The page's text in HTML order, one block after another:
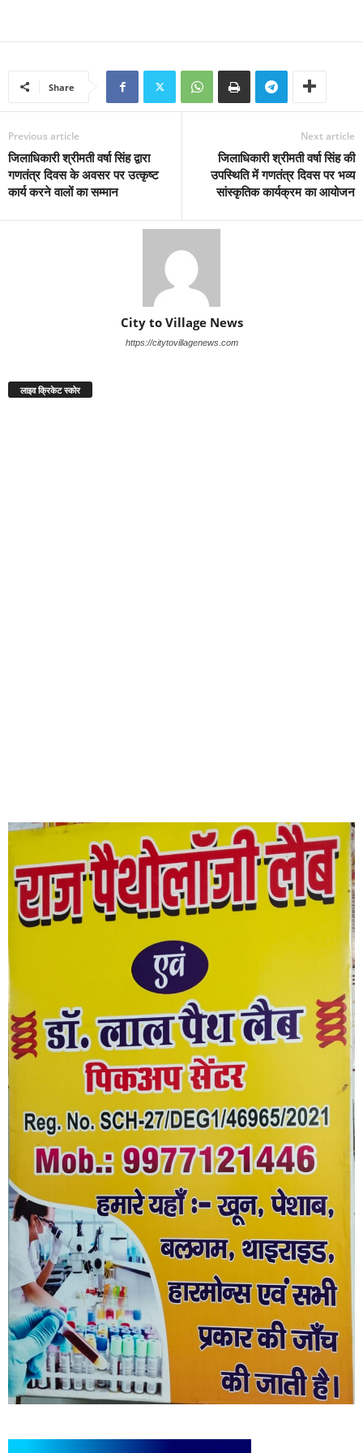
Share
Previous article
जिलाधिकारी श्रीमती वर्षा सिंह द्वारा
गणतंत्र दिवस के अवसर पर उत्कृष्ट
कार्य करने वालों का सम्मान
Next article
जिलाधिकारी श्रीमती वर्षा सिंह की
उपस्थिति में गणतंत्र दिवस पर भव्य
सांस्कृतिक कार्यक्रम का आयोजन
City to Village News
https://citytovillagenews.com
लाइव क्रिकेट स्कोर